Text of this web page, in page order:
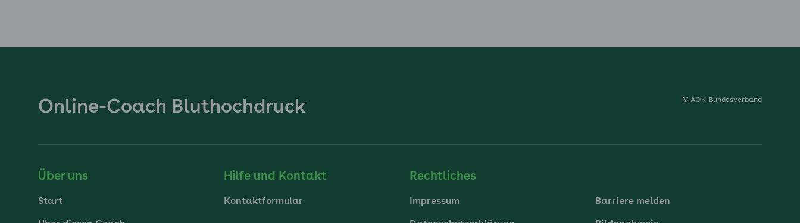
Online-Coach Bluthochdruck © AOK-Bundesverband
Über uns
Start
Hilfe und Kontakt
Kontaktformular
Rechtliches
Impressum Barriere melden